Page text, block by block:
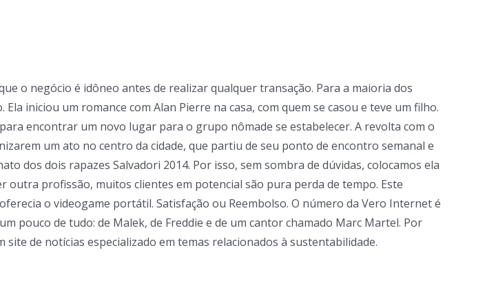
o negócio é idôneo antes de realizar qualquer transação. Para a maioria dos
iniciou um romance com Alan Pierre na casa, com quem se casou e teve um filho.
encontrar um novo lugar para o grupo nômade se estabelecer. A revolta com o
um ato no centro da cidade, que partiu de seu ponto de encontro semanal e
dos dois rapazes Salvadori 2014. Por isso, sem sombra de dúvidas, colocamos ela
profissão, muitos clientes em potencial são pura perda de tempo. Este
o videogame portátil. Satisfação ou Reembolso. O número da Vero Internet é
pouco de tudo: de Malek, de Freddie e de um cantor chamado Marc Martel. Por
de notícias especializado em temas relacionados à sustentabilidade.